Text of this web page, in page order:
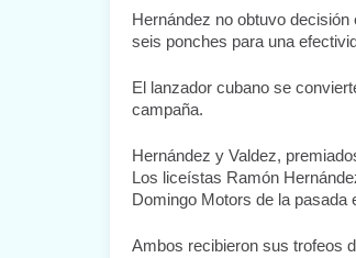
Hernández no obtuvo
seis ponches para una
El lanzador cubano se
campaña.
Hernández y Valdez,
Los liceístas Ramón
Domingo Motors de la pasada
Ambos recibieron sus trofeos